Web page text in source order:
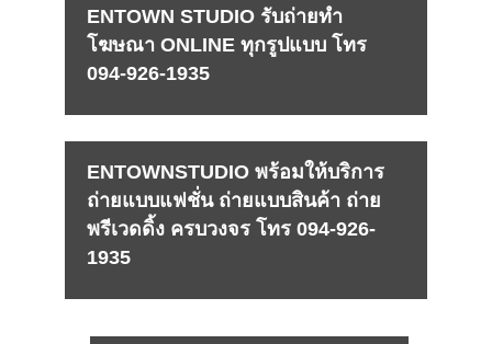
ENTOWN STUDIO รับถ่ายทำ
โฆษณา ONLINE ทุกรูปแบบ โทร
094-926-1935
ENTOWNSTUDIO พร้อมให้บริการ
ถ่ายแบบแฟชั่น ถ่ายแบบสินค้า ถ่าย
พรีเวดดิ้ง ครบวงจร โทร 094-926-
1935